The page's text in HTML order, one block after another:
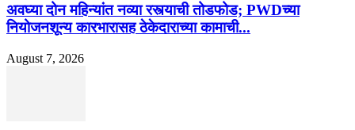
अवघ्या दोन महिन्यांत नव्या रस्त्याची तोडफोड; PWDच्या
नियोजनशून्य कारभारासह ठेकेदाराच्या कामाची...
August 7, 2026